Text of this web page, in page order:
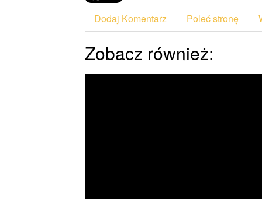
Dodaj Komentarz Poleć stronę
Zobacz również: